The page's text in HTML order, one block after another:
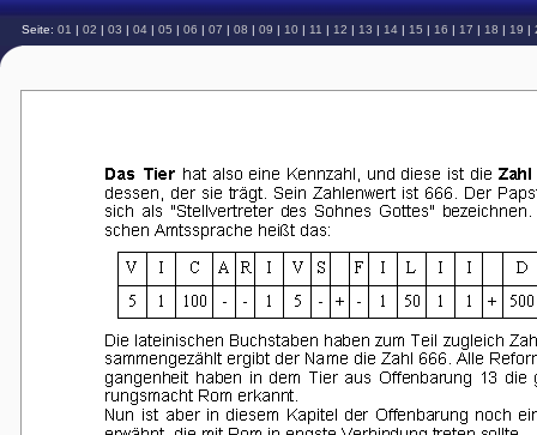
Seite: 01 | 02 | 03 | 04 | 05 | 06 | 07 | 08 | 09 | 10 | 11 | 12 | 13 | 14 | 15 | 16 | 17 | 18 | 19 |